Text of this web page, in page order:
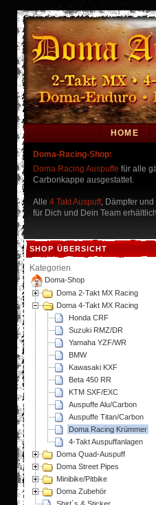
HOME
Doma-Racing-Shop:
Doma Racing Auspuffe für alle
Carbonkappe ausgestattet.
Alle 4 Takt Auspuff, Dämpfer und
für Dich und Dein Team
SHOP ÜBERSICHT
Kategorien
Doma-Shop
Doma 2-Takt MX Racing
Doma 4-Takt MX Racing
Honda CRF
Suzuki RMZ/DR
Yamaha YZF/WR
BMW
Kawasaki KXF
Beta 450 RR
KTM SXF/EXC
Auspuffe Alu/Carbon
Auspuffe Titan/Carbon
Doma Racing Krümmer
4-Takt Auspuffanlagen
Doma Quad-Auspuff
Doma Street Pipes
Minibike/Pitbike
Doma Zubehör